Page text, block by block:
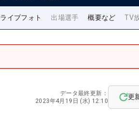
ライブフォト 出場選手 概要など TV
データ最終更新：
2023年4月19日 (水) 12:10
更